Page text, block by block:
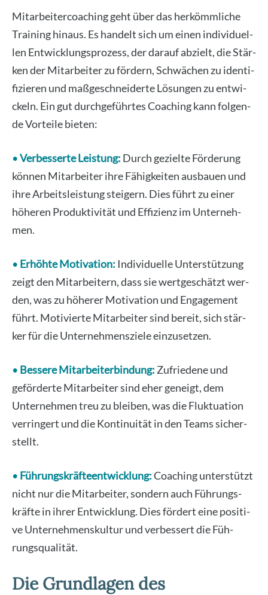
Mit­ar­bei­ter­coa­ching geht über das her­kömm­li­che
Trai­ning hin­aus. Es han­delt sich um einen indi­vi­du­el­
len Ent­wick­lungs­pro­zess, der dar­auf abzielt, die Stär­
ken der Mit­ar­bei­ter zu för­dern, Schwä­chen zu iden­ti­
fi­zie­ren und maß­ge­schnei­der­te Lösun­gen zu ent­wi­
ckeln. Ein gut durch­ge­führ­tes Coa­ching kann fol­gen­
de Vor­tei­le bie­ten:
•Ver­bes­ser­te Leis­tung: Durch geziel­te För­de­rung
kön­nen Mit­ar­bei­ter ihre Fähig­kei­ten aus­bau­en und
ihre Arbeits­leis­tung stei­gern. Dies führt zu einer
höhe­ren Pro­duk­ti­vi­tät und Effi­zi­enz im Unter­neh­
men.
• Erhöh­te Moti­va­ti­on: Indi­vi­du­el­le Unter­stüt­zung
zeigt den Mit­ar­bei­tern, dass sie wert­ge­schätzt wer­
den, was zu höhe­rer Moti­va­ti­on und Enga­ge­ment
führt. Moti­vier­te Mit­ar­bei­ter sind bereit, sich stär­
ker für die Unter­neh­mens­zie­le ein­zu­set­zen.
• Bes­se­re Mit­ar­bei­ter­bin­dung: Zufrie­de­ne und
geför­der­te Mit­ar­bei­ter sind eher geneigt, dem
Unter­neh­men treu zu blei­ben, was die Fluk­tua­ti­on
ver­rin­gert und die Kon­ti­nui­tät in den Teams sicher­
stellt.
• Füh­rungs­kräf­te­ent­wick­lung:Coa­ching unter­stützt
nicht nur die Mit­ar­bei­ter, son­dern auch Füh­rungs­
kräf­te in ihrer Ent­wick­lung. Dies för­dert eine posi­ti­
ve Unter­neh­mens­kul­tur und ver­bes­sert die Füh­
rungs­qua­li­tät.
Die Grundlagen des